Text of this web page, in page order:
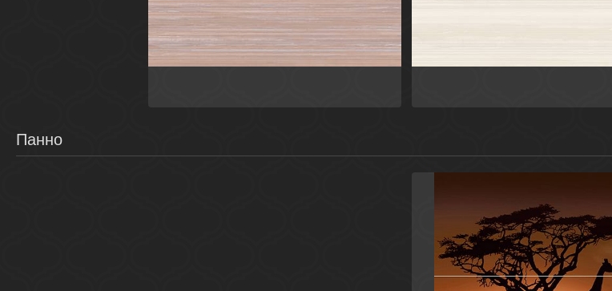
Коричневый
Россия
Универсальные элементы
Ceramica Classic
Панно
Коричневый
Россия